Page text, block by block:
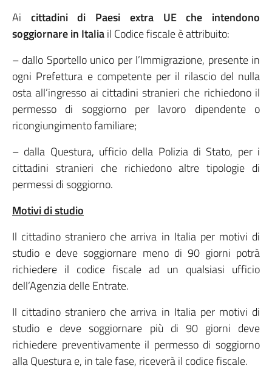
Ai cittadini di Paesi extra UE che intendono
soggiornare in Italiail Codice fiscale è attribuito:
– dallo Sportello unico per l’Immigrazione, presente in
ogni Prefettura e competente per il rilascio del nulla
osta all’ingresso ai cittadini stranieri che richiedono il
permesso di soggiorno per lavoro dipendente o
ricongiungimento familiare;
– dalla Questura, ufficio della Polizia di Stato, per i
cittadini stranieri che richiedono altre tipologie di
permessi di soggiorno.
Motivi di studio
Il cittadino straniero che arriva in Italia per motivi di
studio e deve soggiornare meno di 90 giorni potrà
richiedere il codice fiscale ad un qualsiasi ufficio
dell’Agenzia delle Entrate.
Il cittadino straniero che arriva in Italia per motivi di
studio e deve soggiornare più di 90 giorni deve
richiedere preventivamente il permesso di soggiorno
alla Questura e, in tale fase, riceverà il codice fiscale.